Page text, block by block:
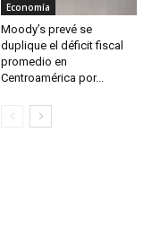
Economía
Moody’s prevé se
duplique el déficit fiscal
promedio en
Centroamérica por...